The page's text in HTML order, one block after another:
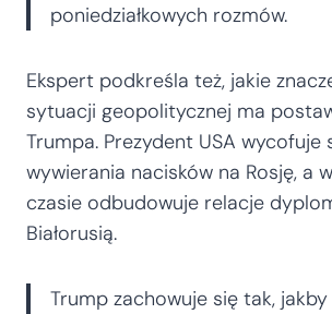
poniedziałkowych rozmów.
Ekspert podkreśla też, jakie
sytuacji geopolitycznej ma
Trumpa. Prezydent USA wycofuje
wywierania nacisków na Rosję, a
czasie odbudowuje relacje
Białorusią.
Trump zachowuje się tak, jakby